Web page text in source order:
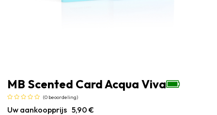
MB Scented Card Acqua Viva
(0 beoordeling)
Uw aankoopprijs 5,90 €